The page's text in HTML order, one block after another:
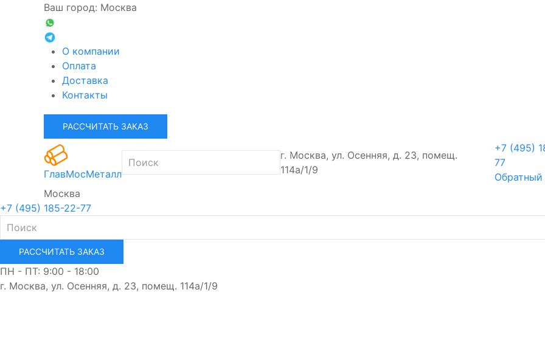
Ваш город: Москва
О компании
Оплата
Доставка
Контакты
РАССЧИТАТЬ ЗАКАЗ
ГлавМосМеталл
г. Москва, ул. Осенняя, д. 23, помещ.
114а/1/9
+7 (495)
77
Обратный
Москва
+7 (495) 185-22-77
РАССЧИТАТЬ ЗАКАЗ
ПН - ПТ: 9:00 - 18:00
г. Москва, ул. Осенняя, д. 23, помещ. 114а/1/9